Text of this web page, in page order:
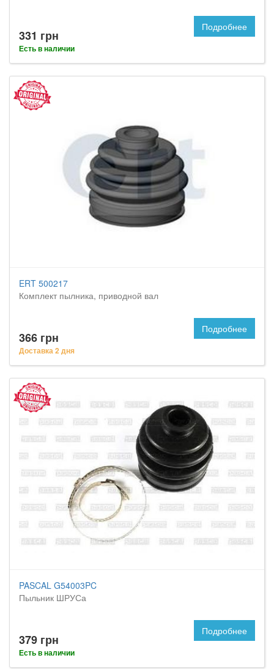
331 грн
Есть в наличии
Подробнее
ERT 500217
Комплект пылника, приводной вал
366 грн
Доставка 2 дня
Подробнее
PASCAL G54003PC
Пыльник ШРУСа
379 грн
Есть в наличии
Подробнее